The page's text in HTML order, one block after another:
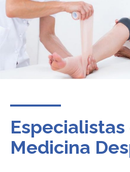
Especialistas
Medicina